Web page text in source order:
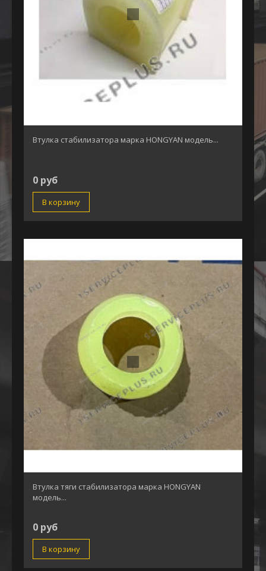
Втулка стабилизатора марка HONGYAN модель...
0 руб
В корзину
Втулка тяги стабилизатора марка HONGYAN
модель...
0 руб
В корзину